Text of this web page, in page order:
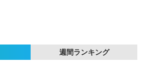
週間ランキング